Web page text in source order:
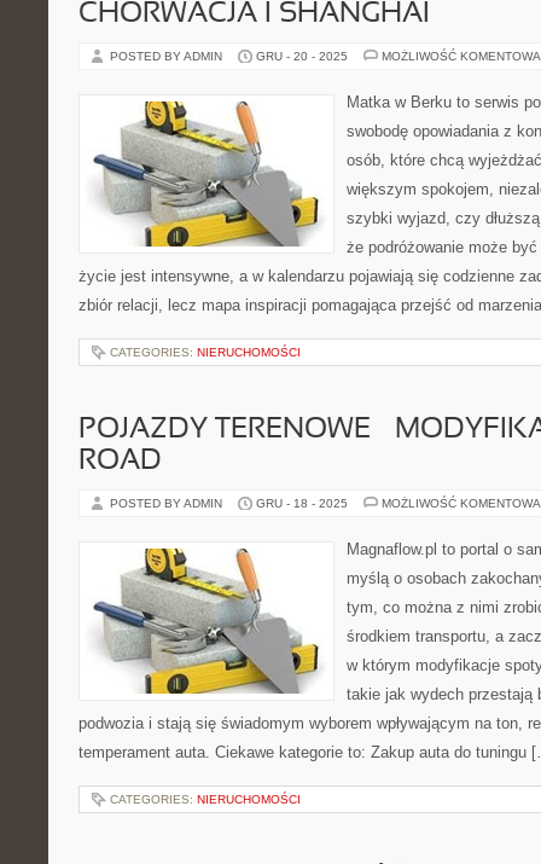
CHORWACJA I SHANGHAI
POSTED BY ADMIN GRU - 20 - 2025 MOŻLIWOŚĆ
Matka w Berku to serwis
swobodę opowiadania z
osób, które chcą
większym spokojem,
szybki wyjazd, czy
że podróżowanie może
życie jest intensywne, a w kalendarzu pojawiają się codzienne
zbiór relacji, lecz mapa inspiracji pomagająca przejść od
CATEGORIES: NIERUCHOMOŚCI
POJAZDY TERENOWE –
ROAD
POSTED BY ADMIN GRU - 18 - 2025 MOŻLIWOŚĆ
Magnaflow.pl to portal o
myślą o osobach
tym, co można z nimi
środkiem transportu, a
w którym modyfikacje
takie jak wydech przestają
podwozia i stają się świadomym wyborem wpływającym na ton,
temperament auta. Ciekawe kategorie to: Zakup auta do tuningu
CATEGORIES: NIERUCHOMOŚCI